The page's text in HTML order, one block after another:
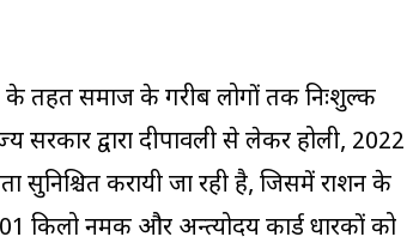
के तहत समाज के गरीब लोगों तक निःशुल्क
सरकार द्वारा दीपावली से लेकर होली, 2022
सुनिश्चित करायी जा रही है, जिसमें राशन के
किलो नमक और अन्त्योदय कार्ड धारकों को